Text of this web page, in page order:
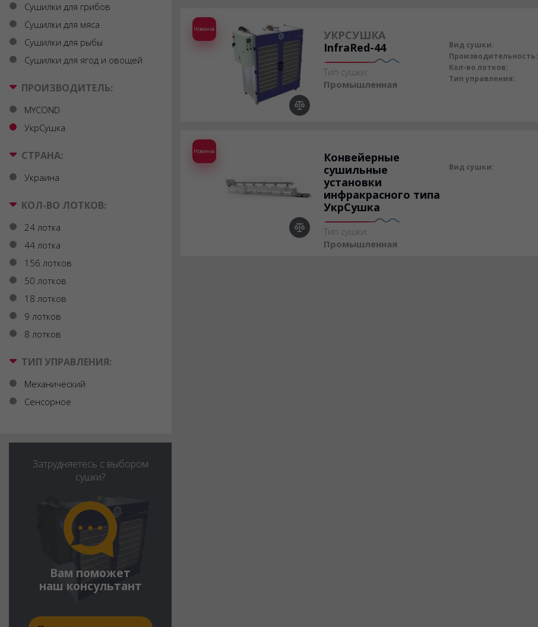
Сушилки для грибов
Сушилки для мяса
Сушилки для рыбы
Сушилки для ягод и овощей
ПРОИЗВОДИТЕЛЬ:
MYCOND
УкрСушка
СТРАНА:
Украина
КОЛ-ВО ЛОТКОВ:
24 лотка
44 лотка
156 лотков
50 лотков
18 лотков
9 лотков
8 лотков
ТИП УПРАВЛЕНИЯ:
Механический
Сенсорное
Затрудняетесь с выбором
сушки?
Вам поможет
наш консультант
Новинка
УКРСУШКА
InfraRed-44
Тип сушки:
Промышленная
Вид сушки:
Производительность:
Кол-во лотков:
Тип управления:
Новинка
Конвейерные
сушильные
установки
инфракрасного типа
УкрСушка
Тип сушки:
Промышленная
Вид сушки: